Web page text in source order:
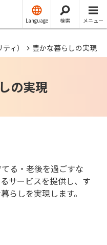
Language 検索 メニュー
ィ）
豊かな暮らしの実現
の実現
る・老後を過ごすな
サービスを提供し、す
らしを実現します。